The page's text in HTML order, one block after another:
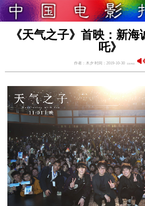
《天气之子》首映：新
吒》
作者：木夕 时间：2019-10-30